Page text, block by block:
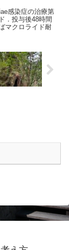
感染症の治療第
．投与後48時間
マクロライド耐